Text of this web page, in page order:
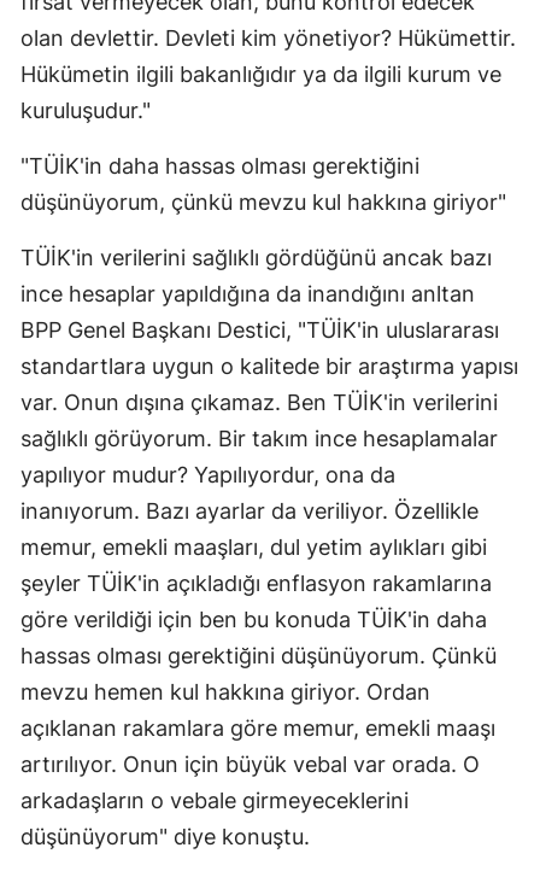
olan devlettir. Devleti kim yönetiyor? Hükümettir.
Hükümetin ilgili bakanlığıdır ya da ilgili kurum ve
kuruluşudur."
"TÜİK'in daha hassas olması gerektiğini
düşünüyorum, çünkü mevzu kul hakkına giriyor"
TÜİK'in verilerini sağlıklı gördüğünü ancak bazı
ince hesaplar yapıldığına da inandığını anltan
BPP Genel Başkanı Destici, "TÜİK'in uluslararası
standartlara uygun o kalitede bir araştırma yapısı
var. Onun dışına çıkamaz. Ben TÜİK'in verilerini
sağlıklı görüyorum. Bir takım ince hesaplamalar
yapılıyor mudur? Yapılıyordur, ona da
inanıyorum. Bazı ayarlar da veriliyor. Özellikle
memur, emekli maaşları, dul yetim aylıkları gibi
şeyler TÜİK'in açıkladığı enflasyon rakamlarına
göre verildiği için ben bu konuda TÜİK'in daha
hassas olması gerektiğini düşünüyorum. Çünkü
mevzu hemen kul hakkına giriyor. Ordan
açıklanan rakamlara göre memur, emekli maaşı
artırılıyor. Onun için büyük vebal var orada. O
arkadaşların o vebale girmeyeceklerini
düşünüyorum" diye konuştu.